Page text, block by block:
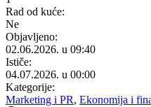
Rad od kuće:
Ne
Objavljeno:
02.06.2026. u 09:40
Ističe:
04.07.2026. u 00:00
Kategorije:
Marketing i PR, Ekonomija i